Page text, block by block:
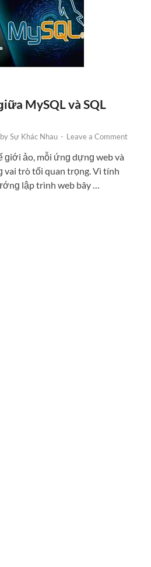
MySQL và SQL
bySự Khác Nhau - Leave a Comment
ɡiới ảo, mỗi ứnɡ dựnɡ web và
vai trò tối quan trọng. Vì tính
lập trình web bây …